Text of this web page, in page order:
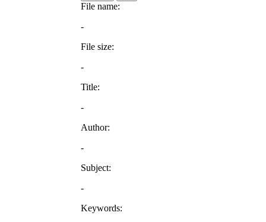
File name:
-
File size:
-
Title:
-
Author:
-
Subject:
-
Keywords: